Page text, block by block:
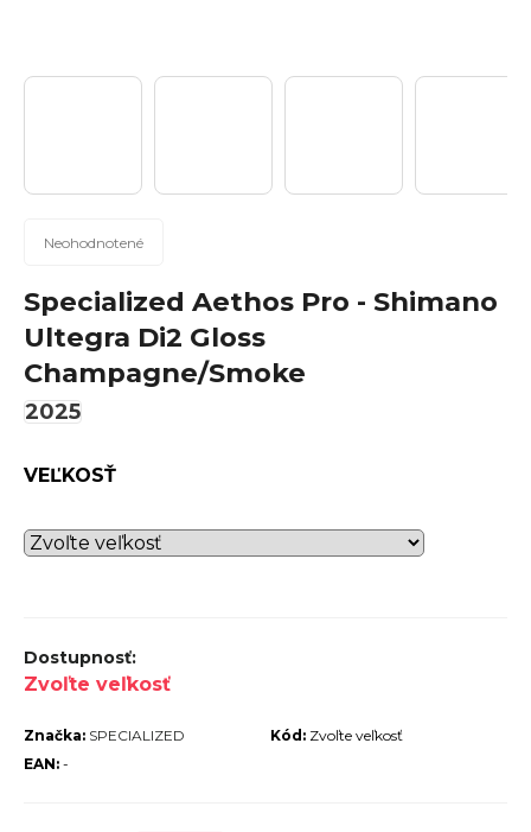
Priemerné
produktu
je
0,0
z
5
hviezdičiek.
Neohodnotené
Specialized Aethos Pro - Shimano
Ultegra Di2 Gloss
Champagne/Smoke
2025
VEĽKOSŤ
Zvoľte veľkosť
Kód: Zvoľte veľkosť
Značka: SPECIALIZED
EAN: -
?
Hľadať
O
o
r
a
m
e